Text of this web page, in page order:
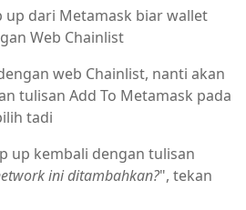
up dari Metamask biar wallet
Web Chainlist
web Chainlist, nanti akan
tulisan Add To Metamask pada
tadi
up kembali dengan tulisan
ini ditambahkan?", tekan